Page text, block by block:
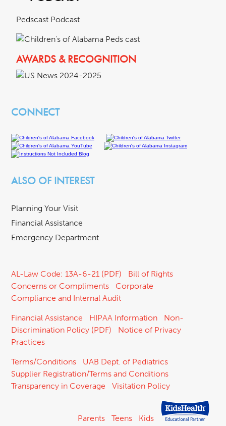
Pedscast Podcast
AWARDS & RECOGNITION
CONNECT
ALSO OF INTEREST
Planning Your Visit
Financial Assistance
Emergency Department
AL-Law Code: 13A-6-21 (PDF)
Bill of Rights
Concerns or Compliments
Corporate
Compliance and Internal Audit
Financial Assistance HIPAA Information
Non-
Discrimination Policy (PDF)
Notice of Privacy
Practices
Terms/Conditions
UAB Dept. of Pediatrics
Supplier Registration/Terms and Conditions
Transparency in Coverage
Visitation Policy
Parents Teens Kids